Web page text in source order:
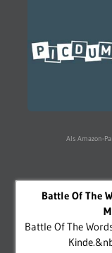
Als Amazon-
Battle Of The
Battle Of The